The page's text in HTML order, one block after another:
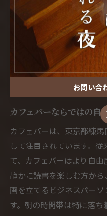
ったリラックス術を見つけ
ださい。
自分だけの朝
バー
カフェバーならではの自
カフェバーは、東京都練
して注目されています。
て、カフェバーはより自由
静かに読書を楽しむ方か
画を立てるビジネスパー
す。朝の時間帯は特に落
お問い合
お問い合